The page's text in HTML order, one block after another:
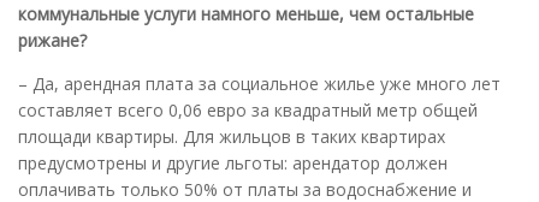
коммунальные услуги намного меньше, чем остальные
рижане?
– Да, арендная плата за социальное жилье уже много лет
составляет всего 0,06 евро за квадратный метр общей
площади квартиры. Для жильцов в таких квартирах
предусмотрены и другие льготы: арендатор должен
оплачивать только 50% от платы за водоснабжение и